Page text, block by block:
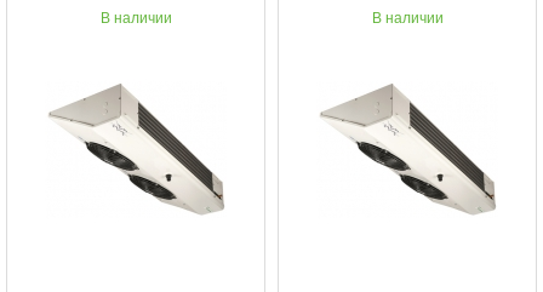
В наличии В наличии